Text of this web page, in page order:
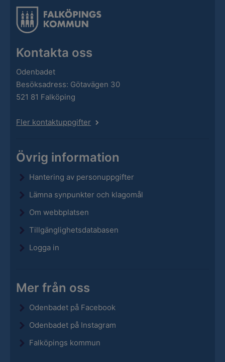
Kontakta oss
Odenbadet
Besöksadress: Götavägen 30
521 81 Falköping
Fler kontaktuppgifter
Övrig information
Hantering av personuppgifter
Lämna synpunkter och klagomål
Om webbplatsen
Tillgänglighetsdatabasen
Logga in
Mer från oss
Odenbadet på Facebook
Odenbadet på Instagram
Falköpings kommun